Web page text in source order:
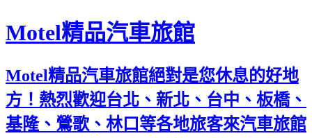
Motel精品汽車旅館
Motel精品汽車旅館絕對是您休息的好地
方！熱烈歡迎台北、新北、台中、板橋、
基隆、鶯歌、林口等各地旅客來汽車旅館